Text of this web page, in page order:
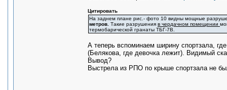
Цитировать
На заднем плане рис.- фото 10 видны мощные
метров. Такие разрушения в чердачном помещении
термобарической гранаты ТБГ-7В.
А теперь вспоминаем ширину спортзала,
(Белякова, где девочка лежит). Видимый
Вывод?
Выстрела из РПО по крыше спортзала не